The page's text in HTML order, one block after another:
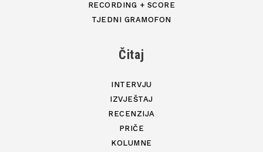
RECORDING + SCORE
TJEDNI GRAMOFON
Čitaj
INTERVJU
IZVJEŠTAJ
RECENZIJA
PRIČE
KOLUMNE